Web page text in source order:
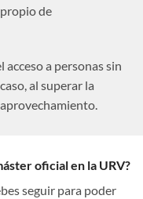
de
a personas sin
al superar la
oficial en la URV?
seguir para poder